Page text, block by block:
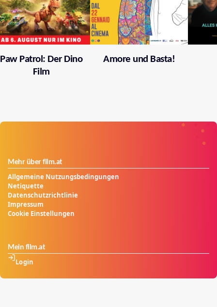
Paw Patrol: Der Dino
Film
Amore und Basta!
Mehr über film.at
Allgemeine Nutzungsbedingungen
Netiquette
Datenschutzrichtlinie
Impressum
Cookie Einstellungen
Mein film.at
Login